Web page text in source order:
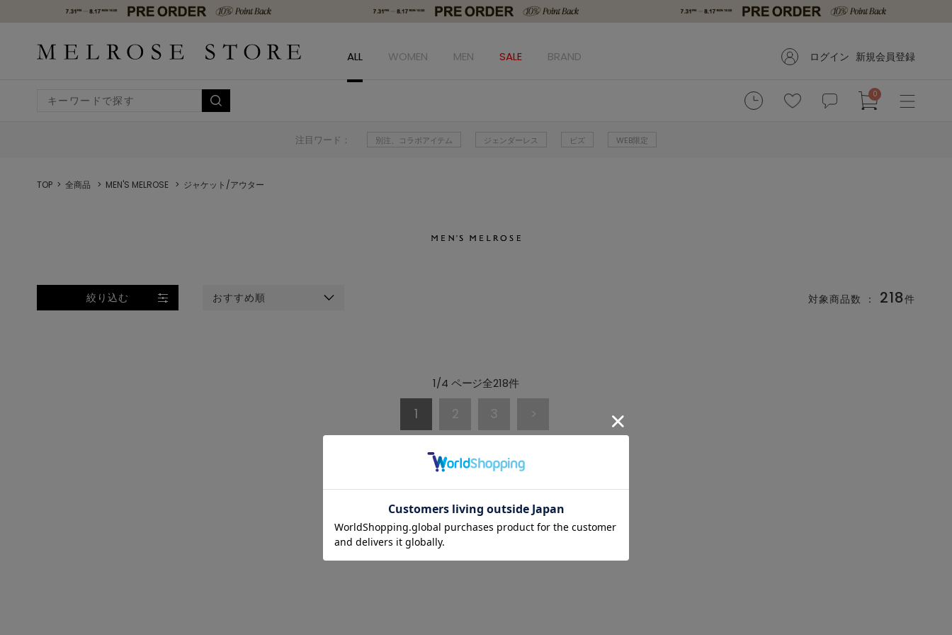
ALL WOMEN MEN SALE BRAND ログイン 新規会員登録
0
注目ワード： 別注、コラボアイテム ジェンダーレス ビズ WEB限定
TOP 全商品 MEN'S MELROSE ジャケット/アウター
絞り込む おすすめ順 対象商品数 ： 218件
1/4 ページ全218件
1 2 3